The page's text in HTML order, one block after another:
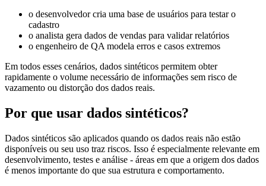
o desenvolvedor cria uma base de usuários para testar o
cadastro
o analista gera dados de vendas para validar relatórios
o engenheiro de QA modela erros e casos extremos
Em todos esses cenários, dados sintéticos permitem obter
rapidamente o volume necessário de informações sem risco de
vazamento ou distorção dos dados reais.
Por que usar dados sintéticos?
Dados sintéticos são aplicados quando os dados reais não estão
disponíveis ou seu uso traz riscos. Isso é especialmente relevante em
desenvolvimento, testes e análise - áreas em que a origem dos dados
é menos importante do que sua estrutura e comportamento.